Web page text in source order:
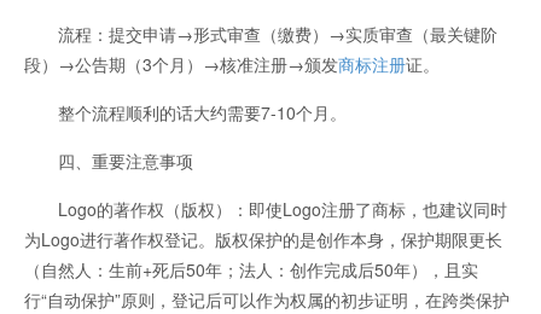
流程：提交申请→形式审查（缴费）→实质审查（最关键阶
段）→公告期（3个月）→核准注册→颁发商标注册证。
整个流程顺利的话大约需要7-10个月。
四、重要注意事项
Logo的著作权（版权）：即使Logo注册了商标，也建议同时
为Logo进行著作权登记。版权保护的是创作本身，保护期限更长
（自然人：生前+死后50年；法人：创作完成后50年），且实
行“自动保护”原则，登记后可以作为权属的初步证明，在跨类保护